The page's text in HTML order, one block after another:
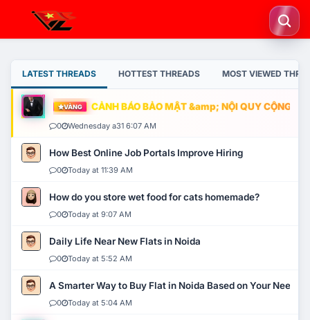
LATEST THREADS HOTTEST THREADS MOST VIEWED
VÀNG CẢNH BÁO BẢO MẬT &amp; NỘI QUY CỘNG
0 Wednesday a31 6:07 AM
How Best Online Job Portals Improve Hiring
0 Today at 11:39 AM
How do you store wet food for cats homemade?
0 Today at 9:07 AM
Daily Life Near New Flats in Noida
0 Today at 5:52 AM
A Smarter Way to Buy Flat in Noida Based on Your Needs
0 Today at 5:04 AM